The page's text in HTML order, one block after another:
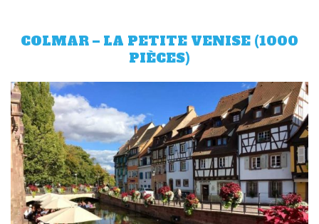
COLMAR – LA PETITE VENISE (1000
PIÈCES)